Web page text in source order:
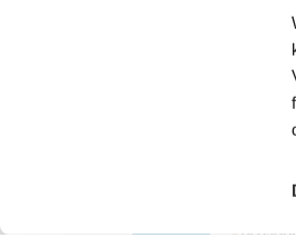
Amsler-